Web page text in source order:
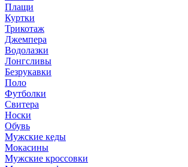
Плащи
Куртки
Трикотаж
Джемпера
Водолазки
Лонгсливы
Безрукавки
Поло
Футболки
Свитера
Носки
Обувь
Мужские кеды
Мокасины
Мужские кроссовки